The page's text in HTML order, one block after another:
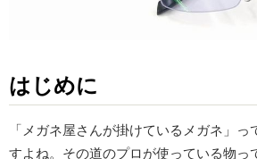
はじめに
「メガネ屋さんが掛けているメガネ」
すよね。その道のプロが使っている物っ